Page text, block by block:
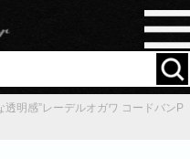
透明感”レーデルオガワ コードバンP